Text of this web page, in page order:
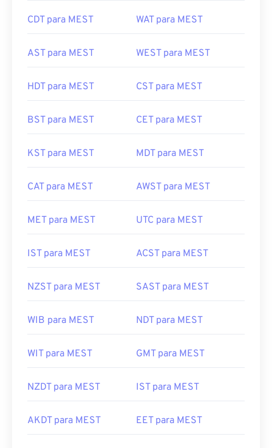
CDT para MEST WAT para MEST
AST para MEST WEST para MEST
HDT para MEST CST para MEST
BST para MEST CET para MEST
KST para MEST MDT para MEST
CAT para MEST AWST para MEST
MET para MEST UTC para MEST
IST para MEST ACST para MEST
NZST para MEST SAST para MEST
WIB para MEST NDT para MEST
WIT para MEST GMT para MEST
NZDT para MEST IST para MEST
AKDT para MEST EET para MEST